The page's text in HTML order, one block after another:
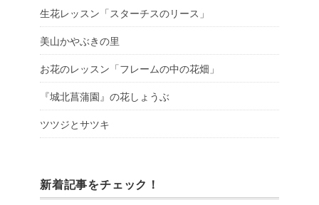
生花レッスン「スターチスのリース」
美山かやぶきの里
お花のレッスン「フレームの中の花畑」
『城北菖蒲園』の花しょうぶ
ツツジとサツキ
新着記事をチェック！